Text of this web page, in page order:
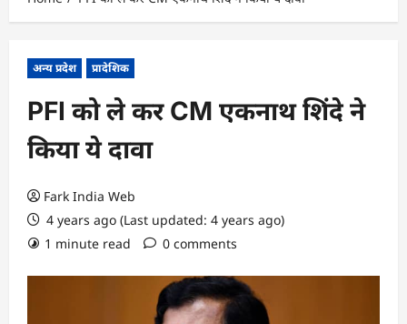
अन्य प्रदेश प्रादेशिक
PFI को ले कर CM एकनाथ शिंदे ने
किया ये दावा
Fark India Web
4 years ago (Last updated: 4 years ago)
1 minute read
0 comments